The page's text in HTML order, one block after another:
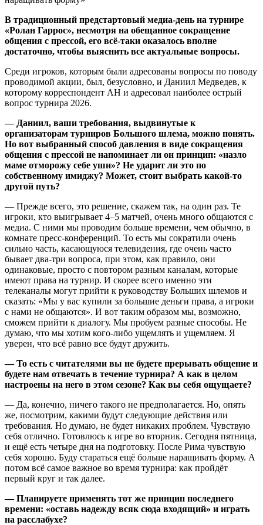
В традиционный предстартовый медиа-день на турнире
«Ролан Гаррос», несмотря на обещанное сокращение
общения с прессой, его всё-таки оказалось вполне
достаточно, чтобы выяснить все актуальные вопросы.
Среди игроков, которым были адресованы вопросы по поводу
проводимой акции, был, безусловно, и Даниил Медведев, к
которому корреспондент АН и адресовал наиболее острый
вопрос турнира 2026.
— Даниил, ваши требования, выдвинутые к
организаторам турниров Большого шлема, можно понять.
Но вот выбранный способ давления в виде сокращения
общения с прессой не напоминает ли он принцип: «назло
маме отморожу себе уши»? Не ударит ли это по
собственному имиджу? Может, стоит выбрать какой-то
другой путь?
— Прежде всего, это решение, скажем так, на один раз. Те
игроки, кто выигрывает 4–5 матчей, очень много общаются с
медиа. С ними мы проводим больше времени, чем обычно, в
комнате пресс-конференций. То есть мы сократили очень
сильно часть, касающуюся телевидения, где очень часто
бывает два-три вопроса, при этом, как правило, они
одинаковые, просто с повтором разным каналам, которые
имеют права на турнир. И скорее всего именно эти
телеканалы могут прийти к руководству Больших шлемов и
сказать: «Мы у вас купили за большие деньги права, а игроки
с нами не общаются». И вот таким образом мы, возможно,
сможем прийти к диалогу. Мы пробуем разные способы. Не
думаю, что мы хотим кого-либо ущемлять и ущемляем. Я
уверен, что всё равно все будут дружить.
— То есть с читателями вы не будете прерывать общение и
будете нам отвечать в течение турнира? А как в целом
настроены на него в этом сезоне? Как вы себя ощущаете?
— Да, конечно, ничего такого не предполагается. Но, опять
же, посмотрим, какими будут следующие действия или
требования. Но думаю, не будет никаких проблем. Чувствую
себя отлично. Готовлюсь к игре во вторник. Сегодня пятница,
и ещё есть четыре дня на подготовку. После Рима чувствую
себя хорошо. Буду стараться ещё больше наращивать форму. А
потом всё самое важное во время турнира: как пройдёт
первый круг и так далее.
— Планируете применять тот же принцип последнего
времени: «оставь надежду всяк сюда входящий» и играть
на расслабухе?